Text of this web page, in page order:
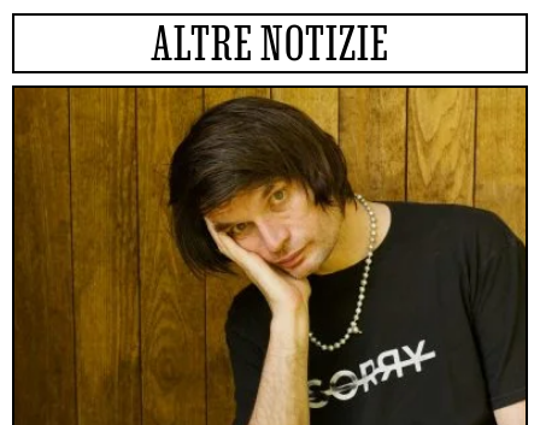
ALTRE NOTIZIE